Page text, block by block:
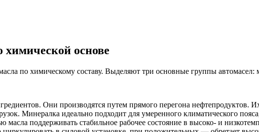
основе
по химическому составу. Выделяют три основные группы автомасел:
Они производятся путем прямого перегона нефтепродуктов.
Минералка идеально подходит для умеренного климатического
масла поддерживать стабильное рабочее состояние в высоко- и